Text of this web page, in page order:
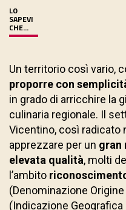
LO
SAPEVI
CHE...
Un territorio così vario,
proporre con
in grado di arricchire la
culinaria regionale. Il
Vicentino, così radicato
apprezzare per un gran
elevata qualità, molti
l’ambito
(Denominazione
(Indicazione Geografica